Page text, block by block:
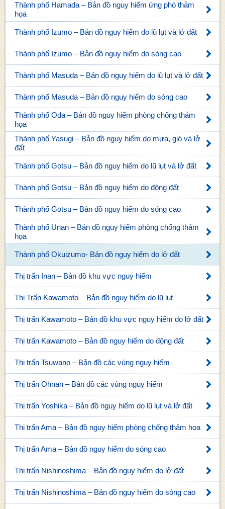
Thành phố Hamada – Bản đồ nguy hiểm ứng phó thảm
họa
Thành phố Izumo – Bản đồ nguy hiểm do lũ lụt và lở đất
Thành phố Izumo – Bản đồ nguy hiểm do sóng cao
Thành phố Masuda – Bản đồ nguy hiểm do lũ lụt và lở đất
Thành phố Masuda – Bản đồ nguy hiểm do sóng cao
Thành phố Oda – Bản đồ nguy hiểm phòng chống thảm
họa
Thành phố Yasugi – Bản đồ nguy hiểm do mưa, gió và lở
đất
Thành phố Gotsu – Bản đồ nguy hiểm do lũ lụt và lở đất
Thành phố Gotsu – Bản đồ nguy hiểm do động đất
Thành phố Gotsu – Bản đồ nguy hiểm do sóng cao
Thành phố Unan – Bản đồ nguy hiểm phòng chống thảm
họa
Thành phố Okuizumo- Bản đồ nguy hiểm do lở đất
Thị trấn Inan – Bản đồ khu vực nguy hiểm
Thị Trấn Kawamoto – Bản đồ nguy hiểm do lũ lụt
Thị trấn Kawamoto – Bản đồ khu vực nguy hiểm do lở đất
Thị trấn Kawamoto – Bản đồ nguy hiểm do động đất
Thị trấn Tsuwano – Bản đồ các vùng nguy hiểm
Thị trấn Ohnan – Bản đồ các vùng nguy hiểm
Thị trấn Yoshika – Bản đồ nguy hiểm do lũ lụt và lở đất
Thị trấn Ama – Bản đồ nguy hiểm phòng chống thảm họa
Thị trấn Ama – Bản đồ nguy hiểm do sóng cao
Thị trấn Nishinoshima – Bản đồ nguy hiểm do lở đất
Thị trấn Nishinoshima – Bản đồ nguy hiểm do sóng cao